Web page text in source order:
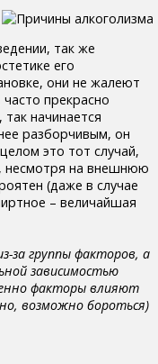
так же
его
они не жалеют
прекрасно
начинается
разборчивым, он
это тот случай,
несмотря на внешнюю
(даже в случае
– величайшая
за группы факторов, а
зависимостью
факторы влияют
возможно бороться)